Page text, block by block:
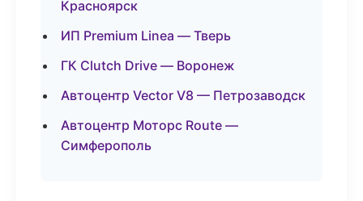
Красноярск
ИП Premium Linea — Тверь
ГК Clutch Drive — Воронеж
Автоцентр Vector V8 — Петрозаводск
Автоцентр Моторс Route —
Симферополь